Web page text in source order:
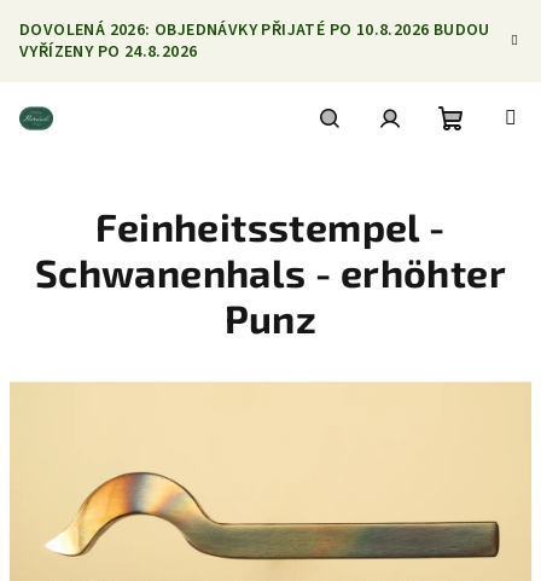
obsah
DOVOLENÁ 2026: OBJEDNÁVKY PŘIJATÉ PO 10.8.2026 BUDOU
VYŘÍZENY PO 24.8.2026
Feinheitsstempel -
Schwanenhals - erhöhter
Punz